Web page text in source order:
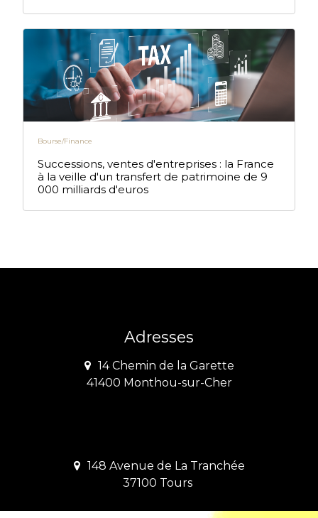
Bourse/Finance
Successions, ventes d'entreprises : la France
à la veille d'un transfert de patrimoine de 9
000 milliards d'euros
Adresses
14 Chemin de la Garette
41400 Monthou-sur-Cher
148 Avenue de La Tranchée
37100 Tours